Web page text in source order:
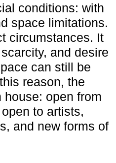
conditions: with
space limitations.
circumstances. It
and desire
can still be
reason, the
open from
to artists,
and new forms of